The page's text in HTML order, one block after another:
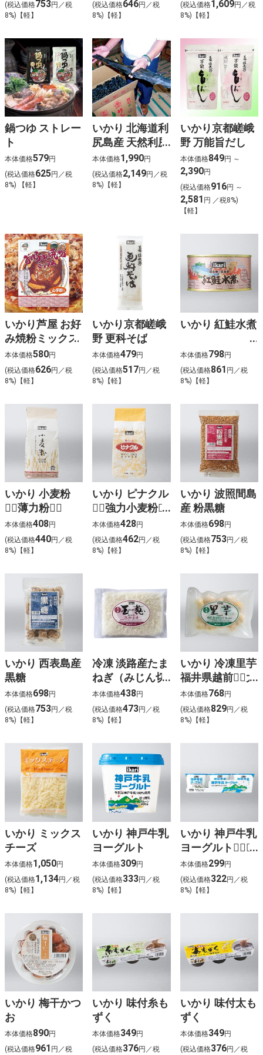
(税込価格753円／税
8%)【軽】
(税込価格646円／税
8%)【軽】
(税込価格1,609円／税
8%)【軽】
鍋つゆ ストレー
ト
本体価格579円
(税込価格625円／税
8%) 【軽】
いかり 北海道利
尻島産 天然利尻
昆布（お徳用）

本体価格1,990円
(税込価格2,149円／税
8%)【軽】
いかり京都嵯峨
野 万能旨だし
本体価格849円 ～
2,390円
(税込価格916円 ～
2,581 円 ／税8%)
【軽】
いかり芦屋 お好
み焼粉ミックス
本体価格580円
(税込価格626円／税
8%)【軽】
いかり京都嵯峨
野 更科そば
本体価格479円
(税込価格517円／税
8%)【軽】
いかり 紅鮭水煮
本体価格798円
(税込価格861 円／税
8%)【軽】
いかり 小麦粉
（薄力粉）
本体価格408円
(税込価格440円／税
8%)【軽】
いかり ピナクル
（強力小麦粉）

本体価格428円
(税込価格462円／税
8%)【軽】
いかり 波照間島
産 粉黒糖
本体価格698円
(税込価格753円／税
8%)【軽】
いかり 西表島産
黒糖
本体価格698円
(税込価格753円／税
8%)【軽】
冷凍 淡路産たま
ねぎ（みじん切
り）
本体価格438円
(税込価格473円／税
8%)【軽】
いかり 冷凍里芋
福井県越前（大
野・勝山産）
本体価格768円
(税込価格829円／税
8%)【軽】
いかり ミックス
チーズ
本体価格1,050円
(税込価格1,134円／税
8%)【軽】
いかり 神戸牛乳
ヨーグルト
本体価格309円
(税込価格333円／税
8%)【軽】
いかり 神戸牛乳
ヨーグルト（３
Ｐ）
本体価格299円
(税込価格322円／税
8%)【軽】
いかり 梅干かつ
お
本体価格890円
(税込価格961 円／税
いかり 味付糸も
ずく
本体価格349円
(税込価格376円／税
いかり 味付太も
ずく
本体価格349円
(税込価格376円／税